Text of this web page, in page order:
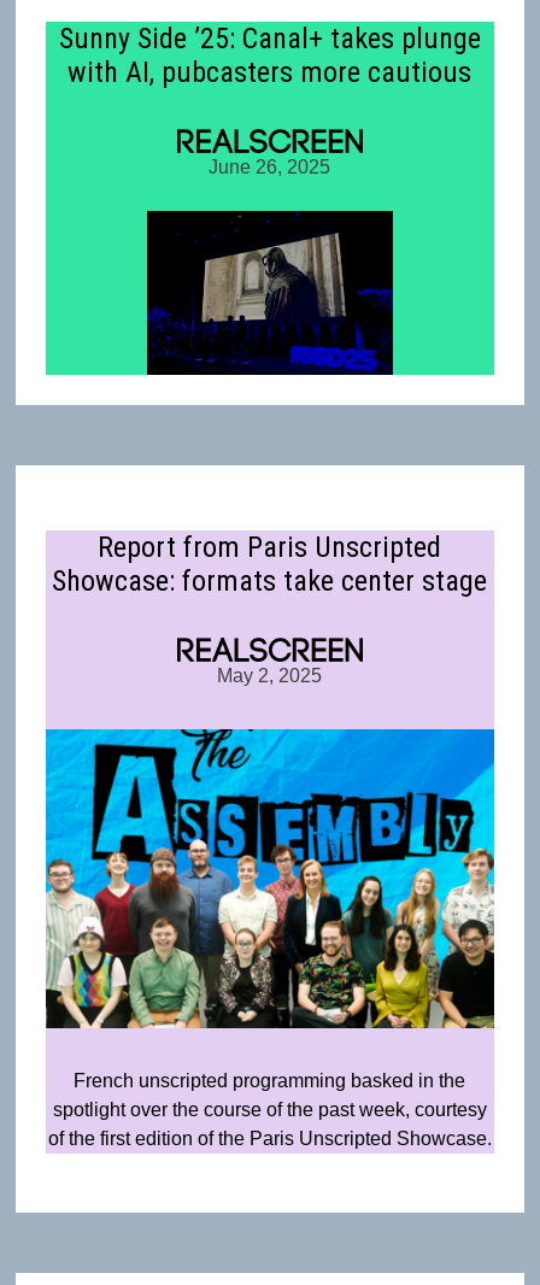
Sunny Side ’25: Canal+ takes plunge
with AI, pubcasters more cautious
June 26, 2025
Report from Paris Unscripted
Showcase: formats take center stage
May 2, 2025
French unscripted programming basked in the
spotlight over the course of the past week, courtesy
of the first edition of the Paris Unscripted Showcase.